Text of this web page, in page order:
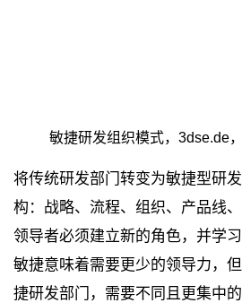
敏捷研发组织模式，3dse.de
将传统研发部门转变为敏捷型研
构：战略、流程、组织、产品线
领导者必须建立新的角色，并学
敏捷意味着需要更少的领导力，
捷研发部门，需要不同且更集中